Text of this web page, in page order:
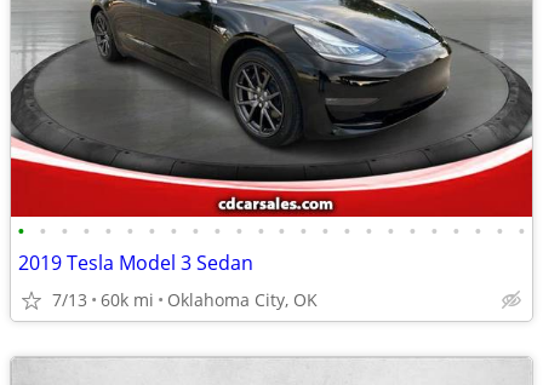
• • • • • • • • • • • • • • • • • • • • • • • •
2019 Tesla Model 3 Sedan
7/13 60k mi Oklahoma City, OK